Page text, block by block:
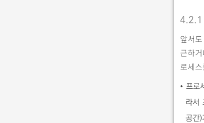
s
4.2.1
앞서
근하
로세
• 프로
라서
공간)